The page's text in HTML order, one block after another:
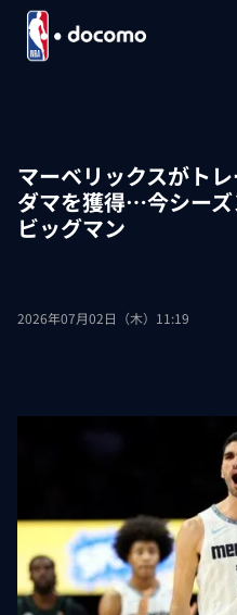
マーベリックスがト
ダマを獲得…今シー
ビッグマン
2026年07月02日（木）11:19